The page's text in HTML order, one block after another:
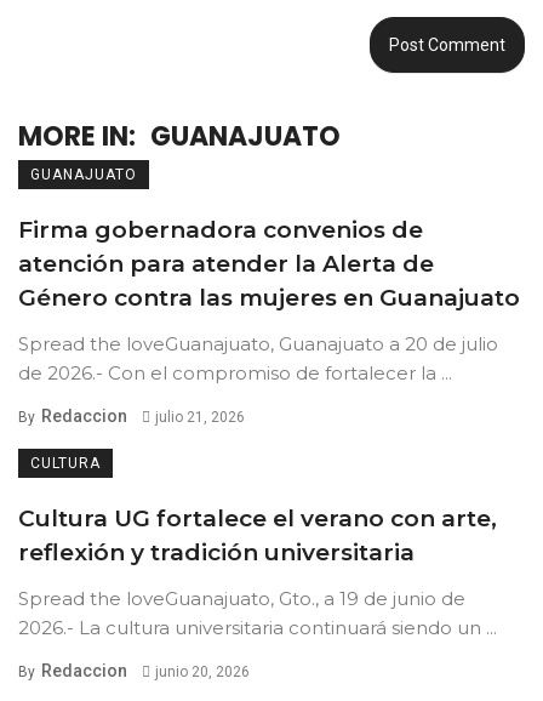
MORE IN: GUANAJUATO
GUANAJUATO
Firma gobernadora convenios de
atención para atender la Alerta de
Género contra las mujeres en Guanajuato
Spread the loveGuanajuato, Guanajuato a 20 de julio
de 2026.- Con el compromiso de fortalecer la ...
By Redaccion julio 21, 2026
CULTURA
Cultura UG fortalece el verano con arte,
reflexión y tradición universitaria
Spread the loveGuanajuato, Gto., a 19 de junio de
2026.- La cultura universitaria continuará siendo un ...
By Redaccion junio 20, 2026